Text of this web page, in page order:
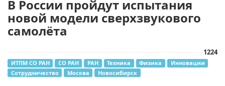
В России пройдут испытания
новой модели сверхзвукового
самолёта
1224
ИТПМ СО РАН СО РАН РАН Техника Физика
Инновации
Сотрудничество
Москва Новосибирск